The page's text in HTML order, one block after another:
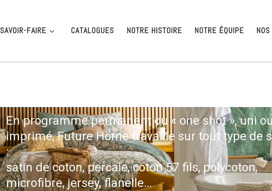
SAVOIR-FAIRE
CATALOGUES NOTRE HISTOIRE NOTRE ÉQUIPE
En programme permanent ou « one shot », uni
imprimé, Future Home travaille sur tout type de
:
satin de coton, percale, coton 57 fils, polycoton,
microfibre, jersey, flanelle…